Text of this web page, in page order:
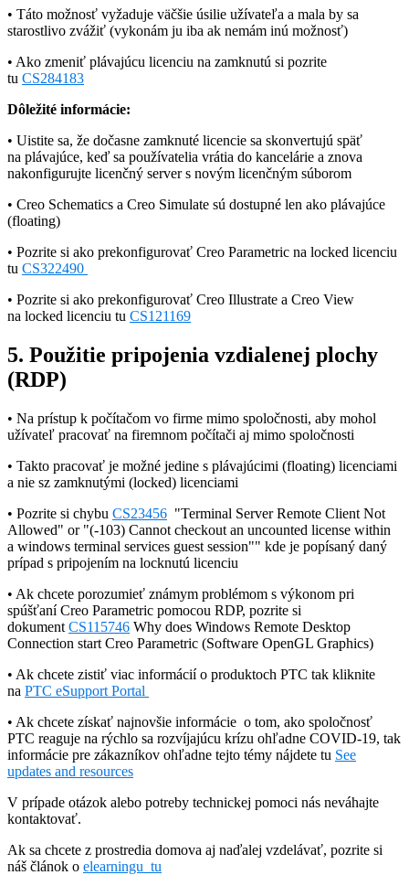
• Táto možnosť vyžaduje väčšie úsilie užívateľa a mala by sa
starostlivo zvážiť (vykonám ju iba ak nemám inú možnosť)
• Ako zmeniť plávajúcu licenciu na zamknutú si pozrite
tu CS284183
Dôležité informácie:
• Uistite sa, že dočasne zamknuté licencie sa skonvertujú späť
na plávajúce, keď sa používatelia vrátia do kancelárie a znova
nakonfigurujte licenčný server s novým licenčným súborom
• Creo Schematics a Creo Simulate sú dostupné len ako plávajúce
(floating)
• Pozrite si ako prekonfigurovať Creo Parametric na locked licenciu
tu CS322490
• Pozrite si ako prekonfigurovať Creo Illustrate a Creo View
na locked licenciu tu CS121169
5. Použitie pripojenia vzdialenej plochy
(RDP)
• Na prístup k počítačom vo firme mimo spoločnosti, aby mohol
užívateľ pracovať na firemnom počítači aj mimo spoločnosti
• Takto pracovať je možné jedine s plávajúcimi (floating) licenciami
a nie sz zamknutými (locked) licenciami
• Pozrite si chybu CS23456 "Terminal Server Remote Client Not
Allowed" or "(-103) Cannot checkout an uncounted license within
a windows terminal services guest session"" kde je popísaný daný
prípad s pripojením na locknutú licenciu
• Ak chcete porozumieť známym problémom s výkonom pri
spúšťaní Creo Parametric pomocou RDP, pozrite si
dokument CS115746 Why does Windows Remote Desktop
Connection start Creo Parametric (Software OpenGL Graphics)
• Ak chcete zistiť viac informácií o produktoch PTC tak kliknite
na PTC eSupport Portal
• Ak chcete získať najnovšie informácie o tom, ako spoločnosť
PTC reaguje na rýchlo sa rozvíjajúcu krízu ohľadne COVID-19, tak
informácie pre zákazníkov ohľadne tejto témy nájdete tu See
updates and resources
V prípade otázok alebo potreby technickej pomoci nás neváhajte
kontaktovať.
Ak sa chcete z prostredia domova aj naďalej vzdelávať, pozrite si
náš článok o elearningu tu